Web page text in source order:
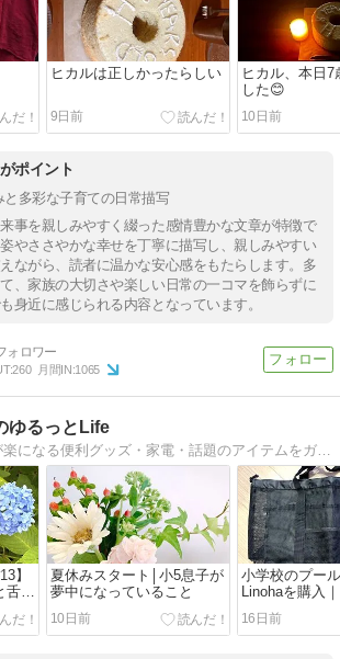
ヒカルは正しかったらしい
9日前
ヒカル、本日7
した😊
10日前
ポイント
と多彩な子育ての日常描写
事を親しみやすく綴った感情豊かな文章が特徴で
やささやかな幸せを丁寧に描写し、親しみやすい
ながら、読者に温かな安心感をもたらします。多
、家族の大切さや楽しい日常の一コマを飾らずに
身近に感じられる内容となっています。
260 月間IN:1065
ゆるっとLife
子育て・生活が楽になる便利グッズ・家電・話題のアイテムをガチレポ＆紹介！ユルく働く家事が苦手な2児のママ。
】
舌の
夏休みスタート│小5息子が
夢中になっていること
10日前
小学校のプー
Linohaを購入
ナにも使える
グ
16日前